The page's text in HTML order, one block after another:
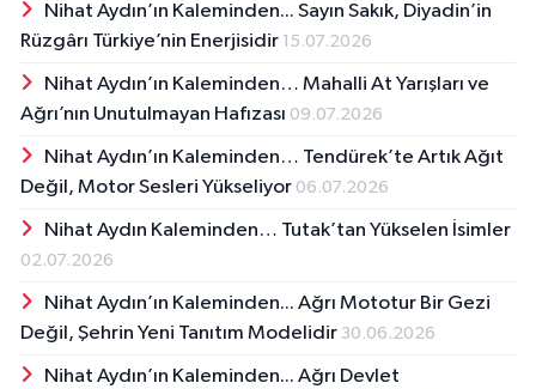
Nihat Aydın’ın Kaleminden... Sayın Sakık, Diyadin’in
Rüzgârı Türkiye’nin Enerjisidir 15.07.2026
Nihat Aydın’ın Kaleminden… Mahalli At Yarışları ve
Ağrı’nın Unutulmayan Hafızası 09.07.2026
Nihat Aydın’ın Kaleminden… Tendürek’te Artık Ağıt
Değil, Motor Sesleri Yükseliyor 06.07.2026
Nihat Aydın Kaleminden… Tutak’tan Yükselen İsimler
02.07.2026
Nihat Aydın’ın Kaleminden... Ağrı Mototur Bir Gezi
Değil, Şehrin Yeni Tanıtım Modelidir 30.06.2026
Nihat Aydın’ın Kaleminden... Ağrı Devlet